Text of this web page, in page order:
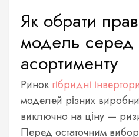
Як обрати
модель серед
асортименту
Ринок гібридні
моделей різних
виключно на ціну —
Перед остаточним